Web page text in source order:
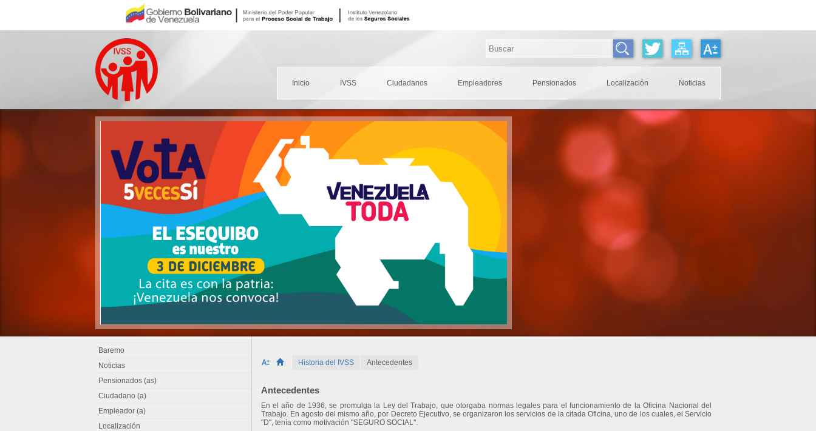
Historia del IVSS Antecedentes
Antecedentes
En el año de 1936, se promulga la Ley del Trabajo, que otorgaba normas legales para el funcionamiento de la Oficina Nacional del
Trabajo. En agosto del mismo año, por Decreto Ejecutivo, se organizaron los servicios de la citada Oficina, uno de los cuales, el Servicio
"D", tenía como motivación "SEGURO SOCIAL".
Baremo
Noticias
Pensionados (as)
Ciudadano (a)
Empleador (a)
Localización
Inicio IVSS Ciudadanos Empleadores Pensionados Localización Noticias